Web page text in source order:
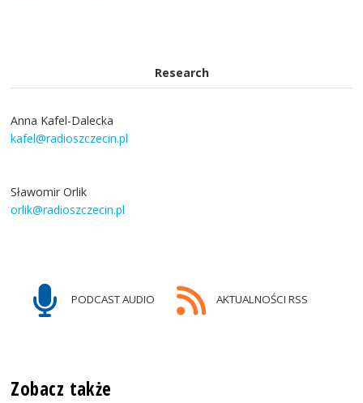
Research
Anna Kafel-Dalecka
kafel@radioszczecin.pl
Sławomir Orlik
orlik@radioszczecin.pl
PODCAST AUDIO AKTUALNOŚCI RSS
Zobacz także